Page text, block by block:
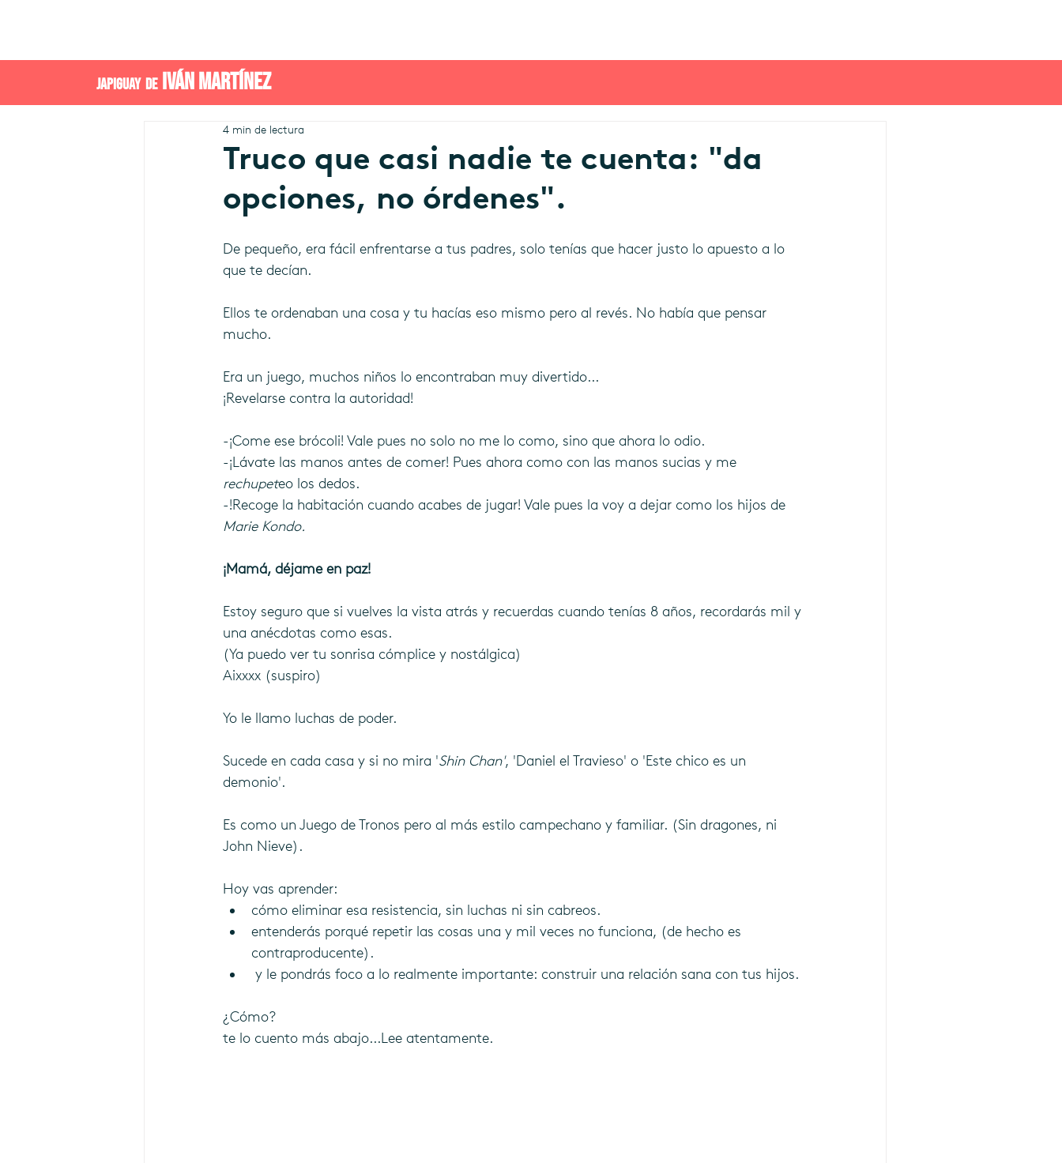
JAPIGUAY DE IVÁN MARTÍNEZ
Truco que casi nadie te cuenta: "da
opciones, no órdenes".
4 min de lectura
De pequeño, era fácil enfrentarse a tus padres, solo tenías que hacer justo lo apuesto a lo
que te decían.
Ellos te ordenaban una cosa y tu hacías eso mismo pero al revés. No había que pensar
mucho.
Era un juego, muchos niños lo encontraban muy divertido...
¡Revelarse contra la autoridad!
-¡Come ese brócoli! Vale pues no solo no me lo como, sino que ahora lo odio.
-¡Lávate las manos antes de comer! Pues ahora como con las manos sucias y me
rechupeteo los dedos.
-!Recoge la habitación cuando acabes de jugar! Vale pues la voy a dejar como los hijos de
Marie Kondo.
¡Mamá, déjame en paz!
Estoy seguro que si vuelves la vista atrás y recuerdas cuando tenías 8 años, recordarás mil y
una anécdotas como esas.
(Ya puedo ver tu sonrisa cómplice y nostálgica)
Aixxxx (suspiro)
Yo le llamo luchas de poder.
Sucede en cada casa y si no mira 'Shin Chan', 'Daniel el Travieso' o 'Este chico es un
demonio'.
Es como un Juego de Tronos pero al más estilo campechano y familiar. (Sin dragones, ni
John Nieve).
Hoy vas aprender:
cómo eliminar esa resistencia, sin luchas ni sin cabreos.
entenderás porqué repetir las cosas una y mil veces no funciona, (de hecho es
contraproducente).
y le pondrás foco a lo realmente importante: construir una relación sana con tus hijos.
¿Cómo?
te lo cuento más abajo...Lee atentamente.